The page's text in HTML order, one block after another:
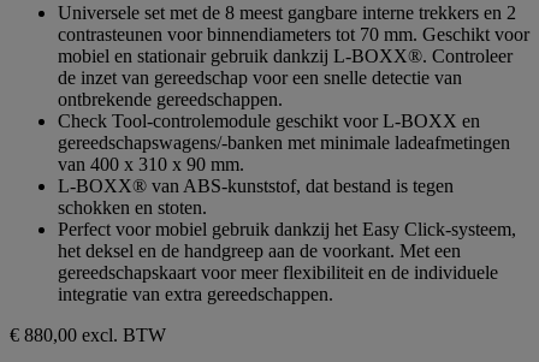
sterren.
Universele set met de 8 meest gangbare interne trekkers en 2
contrasteunen voor binnendiameters tot 70 mm. Geschikt voor
mobiel en stationair gebruik dankzij L-BOXX®. Controleer
de inzet van gereedschap voor een snelle detectie van
ontbrekende gereedschappen.
Check Tool-controlemodule geschikt voor L-BOXX en
gereedschapswagens/-banken met minimale ladeafmetingen
van 400 x 310 x 90 mm.
L-BOXX® van ABS-kunststof, dat bestand is tegen
schokken en stoten.
Perfect voor mobiel gebruik dankzij het Easy Click-systeem,
het deksel en de handgreep aan de voorkant. Met een
gereedschapskaart voor meer flexibiliteit en de individuele
integratie van extra gereedschappen.
€ 880,00 excl. BTW